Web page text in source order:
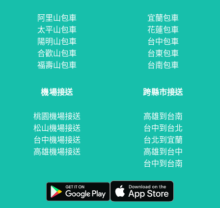
阿里山包車
太平山包車
陽明山包車
合歡山包車
福壽山包車
宜蘭包車
花蓮包車
台中包車
台東包車
台南包車
機場接送
桃園機場接送
松山機場接送
台中機場接送
高雄機場接送
跨縣市接送
高雄到台南
台中到台北
台北到宜蘭
高雄到台中
台中到台南